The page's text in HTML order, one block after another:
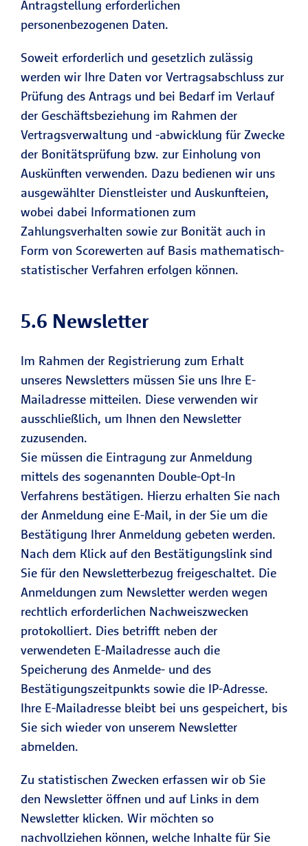
Antragstellung erforderlichen
personenbezogenen Daten.
Soweit erforderlich und gesetzlich zulässig
werden wir Ihre Daten vor Vertragsabschluss zur
Prüfung des Antrags und bei Bedarf im Verlauf
der Geschäftsbeziehung im Rahmen der
Vertragsverwaltung und -abwicklung für Zwecke
der Bonitätsprüfung bzw. zur Einholung von
Auskünften verwenden. Dazu bedienen wir uns
ausgewählter Dienstleister und Auskunfteien,
wobei dabei Informationen zum
Zahlungsverhalten sowie zur Bonität auch in
Form von Scorewerten auf Basis mathematisch-
statistischer Verfahren erfolgen können.
5.6 Newsletter
Im Rahmen der Registrierung zum Erhalt
unseres Newsletters müssen Sie uns Ihre E-
Mailadresse mitteilen. Diese verwenden wir
ausschließlich, um Ihnen den Newsletter
zuzusenden.
Sie müssen die Eintragung zur Anmeldung
mittels des sogenannten Double-Opt-In
Verfahrens bestätigen. Hierzu erhalten Sie nach
der Anmeldung eine E-Mail, in der Sie um die
Bestätigung Ihrer Anmeldung gebeten werden.
Nach dem Klick auf den Bestätigungslink sind
Sie für den Newsletterbezug freigeschaltet. Die
Anmeldungen zum Newsletter werden wegen
rechtlich erforderlichen Nachweiszwecken
protokolliert. Dies betrifft neben der
verwendeten E-Mailadresse auch die
Speicherung des Anmelde- und des
Bestätigungszeitpunkts sowie die IP-Adresse.
Ihre E-Mailadresse bleibt bei uns gespeichert, bis
Sie sich wieder von unserem Newsletter
abmelden.
Zu statistischen Zwecken erfassen wir ob Sie
den Newsletter öffnen und auf Links in dem
Newsletter klicken. Wir möchten so
nachvollziehen können, welche Inhalte für Sie